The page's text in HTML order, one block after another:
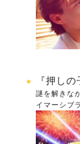
『押し
謎を解きな
イマーシブ